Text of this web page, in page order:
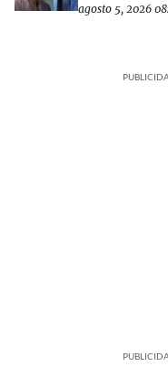
agosto 5, 2026